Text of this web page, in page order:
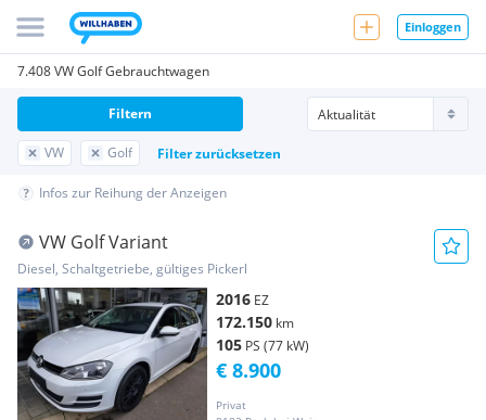
Einloggen
7.408 VW Golf Gebrauchtwagen
VW Golf Filter zurücksetzen
Filtern
Infos zur Reihung der Anzeigen
VW Golf Variant
Diesel, Schaltgetriebe, gültiges Pickerl
2016 EZ
172.150 km
105 PS (77 kW)
Privat
€ 8.900